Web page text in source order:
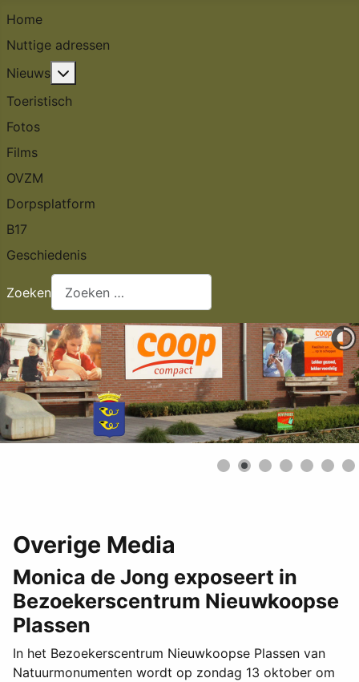
Home
Nuttige adressen
Nieuws
Toeristisch
Fotos
Films
OVZM
Dorpsplatform
B17
Geschiedenis
Zoeken
Overige Media
Monica de Jong exposeert in
Bezoekerscentrum Nieuwkoopse
Plassen
In het Bezoekerscentrum Nieuwkoopse Plassen van
Natuurmonumenten wordt op zondag 13 oktober om